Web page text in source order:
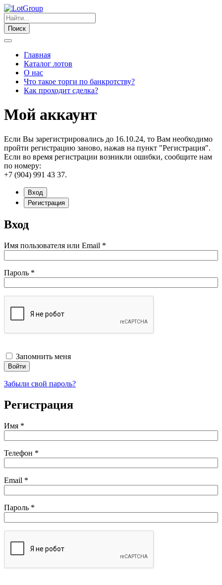
Поиск
Главная
Каталог лотов
О нас
Что такое торги по банкротству?
Как проходит сделка?
Мой аккаунт
Если Вы зарегистрировались до 16.10.24, то Вам необходимо
пройти регистрацию заново, нажав на пункт "Регистрация".
Если во время регистрации возникли ошибки, сообщите нам
по номеру:
+7 (904) 991 43 37.
Вход
Регистрация
Вход
Имя пользователя или Email *
Пароль *
Запомнить меня
Войти
Забыли свой пароль?
Регистрация
Имя *
Телефон *
Email *
Пароль *